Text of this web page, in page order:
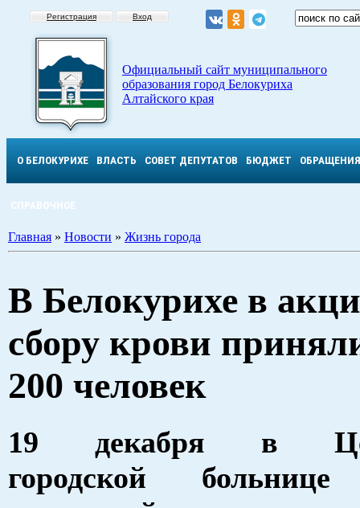
Регистрация Вход
Официальный сайт муниципального
образования город Белокуриха
Алтайского края
О БЕЛОКУРИХЕ ВЛАСТЬ СОВЕТ ДЕПУТАТОВ БЮДЖЕТ ОБРАЩЕНИЯ
СПРАВОЧНОЕ
Главная » Новости » Жизнь города
В Белокурихе в
сбору крови
200 человек
19 декабря в
городской больнице